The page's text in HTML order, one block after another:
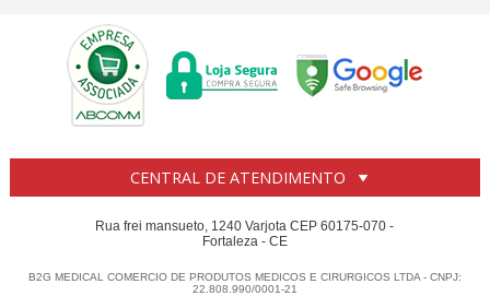
CENTRAL DE ATENDIMENTO
Rua frei mansueto, 1240 Varjota CEP 60175-070 -
Fortaleza - CE
B2G MEDICAL COMERCIO DE PRODUTOS MEDICOS E CIRURGICOS LTDA - CNPJ:
22.808.990/0001-21